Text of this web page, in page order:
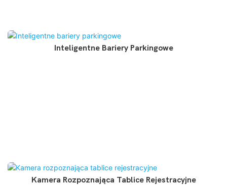
Inteligentne Bariery Parkingowe
Kamera Rozpoznająca Tablice Rejestracyjne